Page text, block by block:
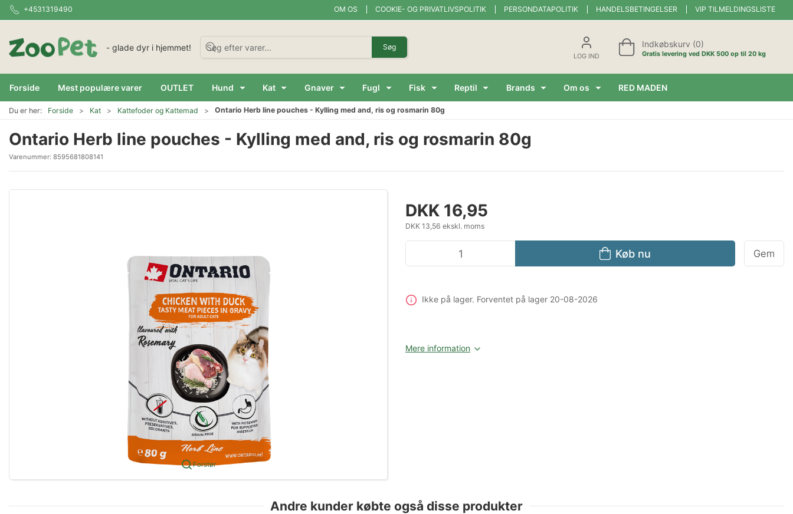
+4531319490 OM OS COOKIE- OG PRIVATLIVSPOLITIK PERSONDATAPOLITIK HANDELSBETINGELSER VIP TILMELDINGSLISTE
- glade dyr i hjemmet! Søg
LOG IND
Indkøbskurv (0)
Gratis levering ved DKK 500 op til 20 kg
Forside Mest populære varer OUTLET Hund Kat Gnaver Fugl Fisk Reptil Brands Om os RED MADEN
Du er her: Forside Kat Kattefoder og Kattemad Ontario Herb line pouches - Kylling med and, ris og rosmarin 80g
Ontario Herb line pouches - Kylling med and, ris og rosmarin 80g
Varenummer: 8595681808141
Forstør
DKK 16,95
DKK 13,56 ekskl. moms
Køb nu Gem
Ikke på lager. Forventet på lager 20-08-2026
Mere information
Andre kunder købte også disse produkter